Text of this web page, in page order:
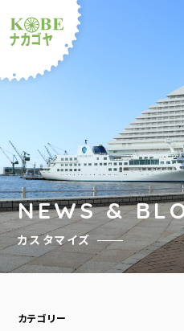
ルショップナ
NEWS &
カスタマイズ
カテゴリー